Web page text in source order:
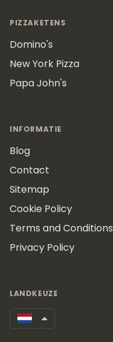
PIZZAKETENS
Domino's
New York Pizza
Papa John's
INFORMATIE
Blog
Contact
Sitemap
Cookie Policy
Terms and Conditions
Privacy Policy
LANDKEUZE